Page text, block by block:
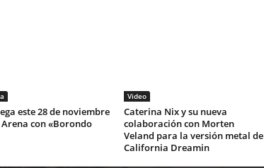
este 28 de noviembre
con «Borondo
Video
Caterina Nix y su nueva
colaboración con Morten
Veland para la versión metal de
California Dreamin